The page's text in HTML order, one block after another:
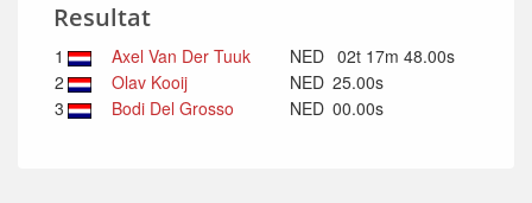
Resultat
1 Axel Van Der Tuuk NED 02t 17m 48.00s
2
Olav Kooij NED 25.00s
3
Bodi Del Grosso NED 00.00s